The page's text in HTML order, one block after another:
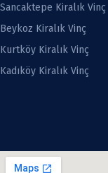
Sancaktepe Kiralık Vinç
Beykoz Kiralık Vinç
Kurtköy Kiralık Vinç
Kadıköy Kiralık Vinç